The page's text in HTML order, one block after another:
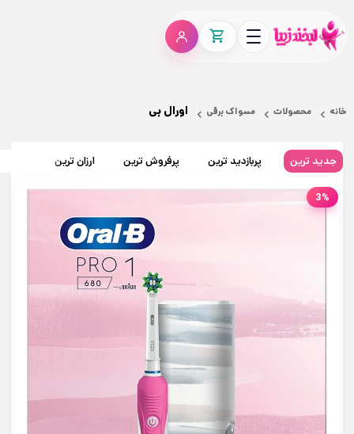
خانه محصولات مسواک برقی اورال بی
جدید ترین پربازدید ترین پرفروش ترین ارزان ترین
3%